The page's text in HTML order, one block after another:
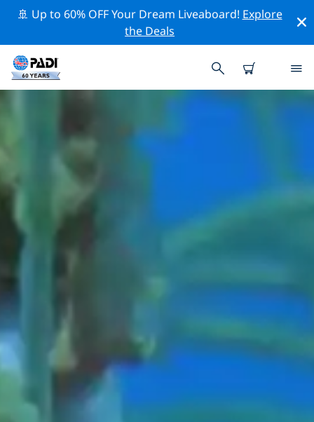
🚢 Up to 60% OFF Your Dream Liveaboard! Explore
the Deals